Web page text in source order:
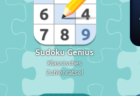
Sudoku Genius
Klassisches
Zahlenrätsel